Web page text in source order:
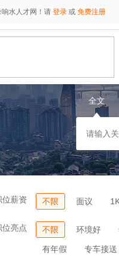
响水人才网！请 登录 或 免费注册
全文
位薪资 不限 面议
位亮点 不限 环境好
有年假 专车接送